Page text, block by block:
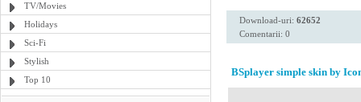
TV/Movies
Holidays
Sci-Fi
Stylish
Top 10
Download-uri: 62652
Comentarii: 0
BSplayer simple skin by